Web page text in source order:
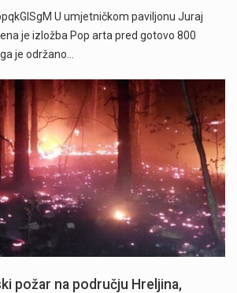
U umjetničkom paviljonu Juraj
je izložba Pop arta pred gotovo 800
je održano…
požar na području Hreljina,